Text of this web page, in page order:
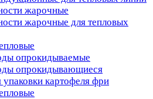
жарочные
жарочные для тепловых
опрокидываемые
опрокидывающиеся
упаковки картофеля фри